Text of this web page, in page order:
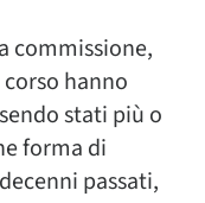
commissione,
hanno
stati più o
forma di
passati,